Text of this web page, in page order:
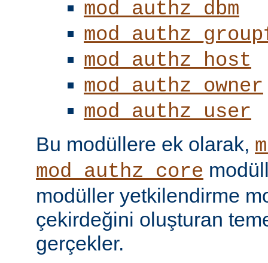
mod_authz_dbm
mod_authz_host
mod_authz_owner
mod_authz_user
Bu modüllere ek olarak,
mod_authz_core
modüller yetkilendirme
çekirdeğini oluşturan
gerçekler.